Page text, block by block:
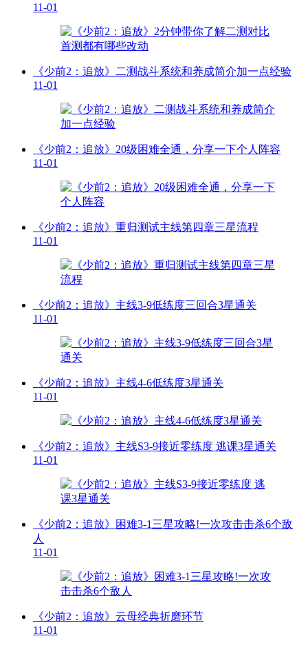
11-01
《少前2：追放》二测战斗系统和养成简介加一点经验
11-01
《少前2：追放》20级困难全通，分享一下个人阵容
11-01
《少前2：追放》重归测试主线第四章三星流程
11-01
《少前2：追放》主线3-9低练度三回合3星通关
11-01
《少前2：追放》主线4-6低练度3星通关
11-01
《少前2：追放》主线S3-9接近零练度 逃课3星通关
11-01
《少前2：追放》困难3-1三星攻略!一次攻击击杀6个敌
人
11-01
《少前2：追放》云母经典折磨环节
11-01